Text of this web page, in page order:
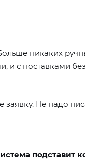
никаких
и с поставками
Не надо
подставит